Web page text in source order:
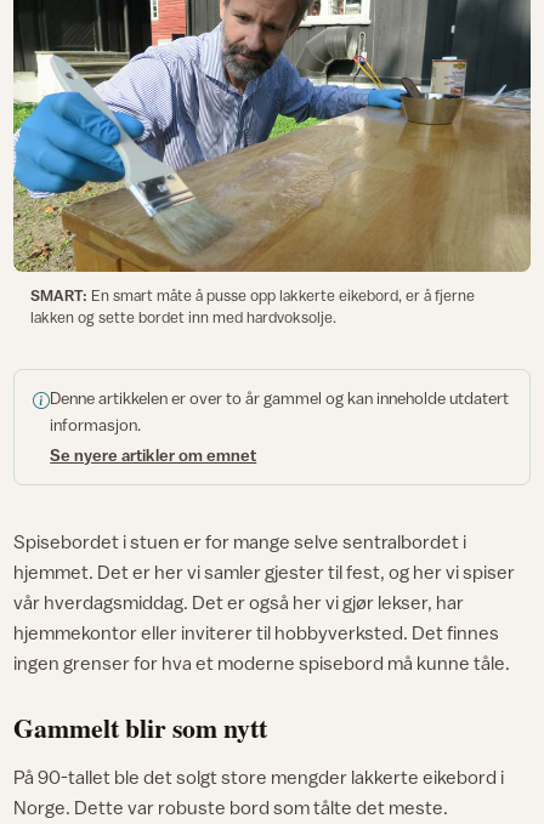
SMART: En smart måte å pusse opp lakkerte eikebord, er å fjerne
lakken og sette bordet inn med hardvoksolje.
Denne artikkelen er over to år gammel og kan inneholde utdatert
informasjon.
Se nyere artikler om emnet
Spisebordet i stuen er for mange selve sentralbordet i
hjemmet. Det er her vi samler gjester til fest, og her vi spiser
vår hverdagsmiddag. Det er også her vi gjør lekser, har
hjemmekontor eller inviterer til hobbyverksted. Det finnes
ingen grenser for hva et moderne spisebord må kunne tåle.
Gammelt blir som nytt
På 90-tallet ble det solgt store mengder lakkerte eikebord i
Norge. Dette var robuste bord som tålte det meste.